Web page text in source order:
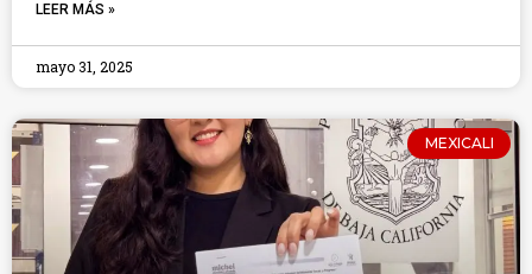
LEER MÁS »
mayo 31, 2025
MEXICALI